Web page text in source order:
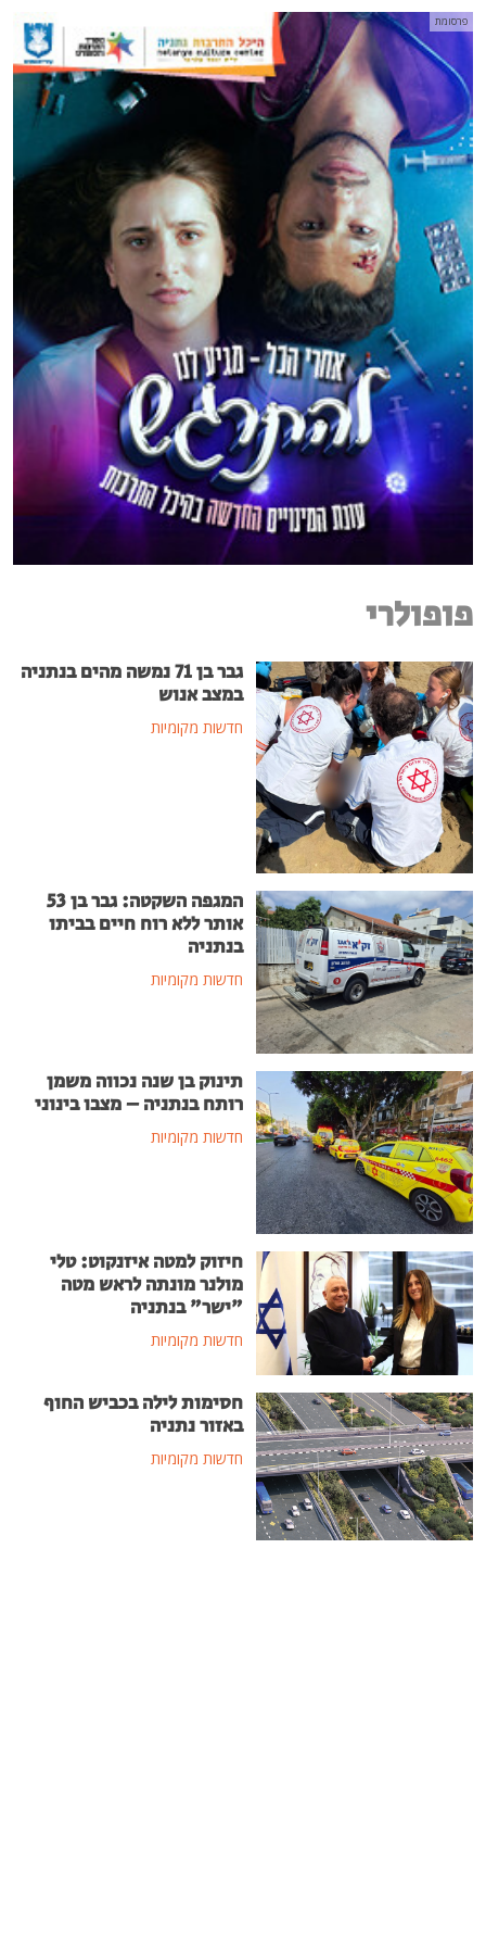
פרסומת
פופולרי
גבר בן 71 נמשה מהים בנתניה
במצב אנוש
חדשות מקומיות
המגפה השקטה: גבר בן 53
אותר ללא רוח חיים בביתו
בנתניה
חדשות מקומיות
תינוק בן שנה נכווה משמן
רותח בנתניה – מצבו בינוני
חדשות מקומיות
חיזוק למטה איזנקוט: טלי
מולנר מונתה לראש מטה
"ישר" בנתניה
חדשות מקומיות
חסימות לילה בכביש החוף
באזור נתניה
חדשות מקומיות